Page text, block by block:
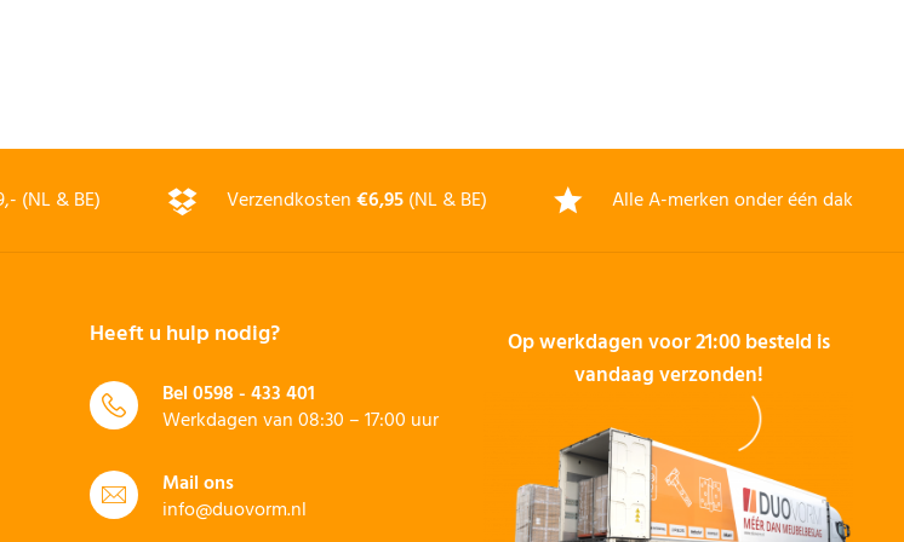
(NL & BE) Verzendkosten€6,95(NL & BE) Alle A-merken onder één dak
Heeft u hulp nodig?
Bel0598 - 433 401
Werkdagen van 08:30 – 17:00 uur
Mail ons
info@duovorm.nl
Op werkdagen voor 21:00 besteld is
vandaag verzonden!